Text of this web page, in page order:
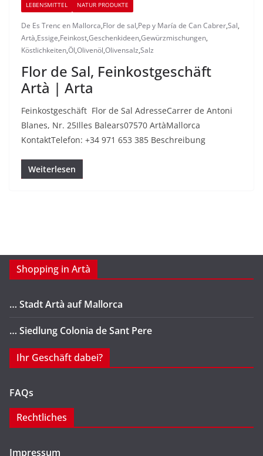
LEBENSMITTEL
NATUR PRODUKTE
De Es Trenc en Mallorca,Flor de sal,Pep y María de Can Cabrer,Sal,
Artà,Essige,Feinkost,Geschenkideen,Gewürzmischungen,
Köstlichkeiten,Öl,Olivenöl,Olivensalz,Salz
Flor de Sal, Feinkostgeschäft
Artà | Arta
Feinkostgeschäft Flor de Sal AdresseCarrer de Antoni
Blanes, Nr. 25Illes Balears07570 ArtàMallorca
KontaktTelefon: +34 971 653 385 Beschreibung
Weiterlesen
Shopping in Artà
… Stadt Artà auf Mallorca
… Siedlung Colonia de Sant Pere
Ihr Geschäft dabei?
FAQs
Rechtliches
Impressum